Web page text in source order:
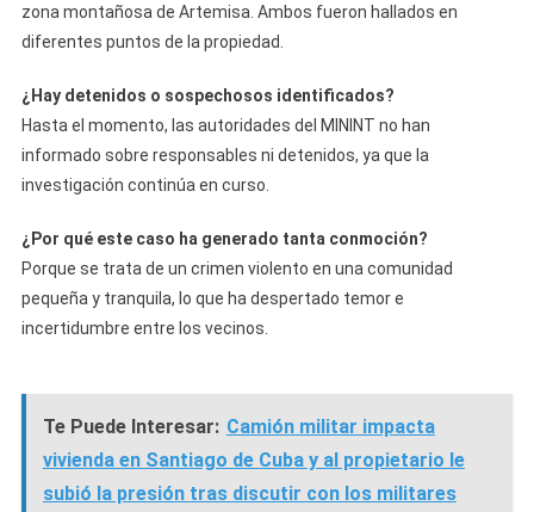
zona montañosa de Artemisa. Ambos fueron hallados en
diferentes puntos de la propiedad.
¿Hay detenidos o sospechosos identificados?
Hasta el momento, las autoridades del MININT no han
informado sobre responsables ni detenidos, ya que la
investigación continúa en curso.
¿Por qué este caso ha generado tanta conmoción?
Porque se trata de un crimen violento en una comunidad
pequeña y tranquila, lo que ha despertado temor e
incertidumbre entre los vecinos.
Te Puede Interesar: Camión militar impacta
vivienda en Santiago de Cuba y al propietario le
subió la presión tras discutir con los militares